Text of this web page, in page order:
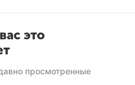
это
просмотренные